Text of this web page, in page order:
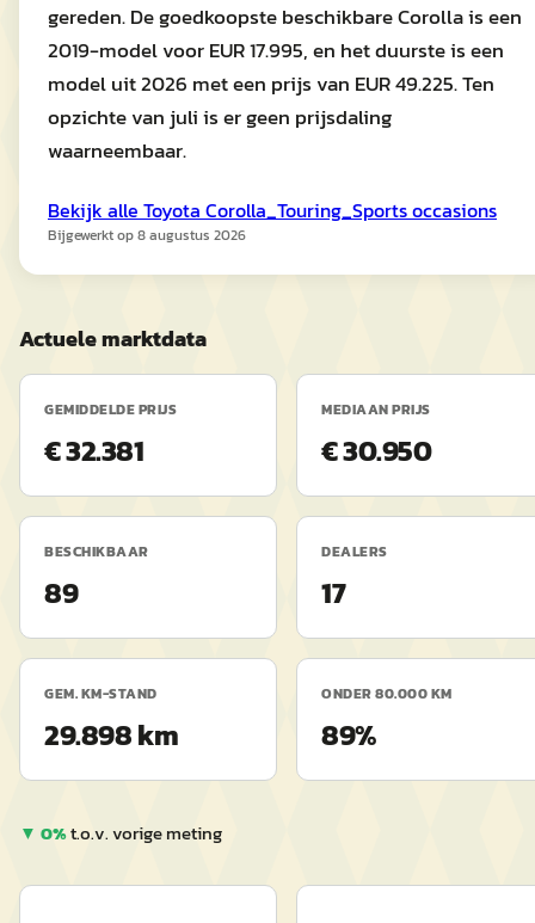
gereden. De goedkoopste beschikbare Corolla is een
2019-model voor EUR 17.995, en het duurste is een
model uit 2026 met een prijs van EUR 49.225. Ten
opzichte van juli is er geen prijsdaling
waarneembaar.
Bekijk alle Toyota Corolla_Touring_Sportsoccasions
Bijgewerkt op8 augustus 2026
Actuele marktdata
GEMIDDELDE PRIJS
€ 32.381
MEDIAAN PRIJS
€ 30.950
BESCHIKBAAR
89
DEALERS
17
GEM. KM-STAND
29.898 km
ONDER 80.000 KM
89%
▼ 0%t.o.v. vorige meting